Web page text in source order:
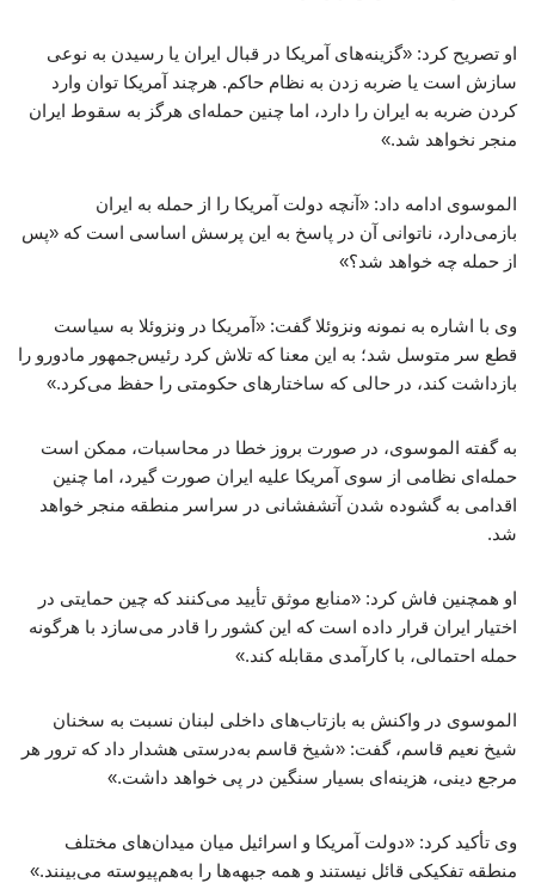
او تصریح کرد: «گزینه‌های آمریکا در قبال ایران یا رسیدن به نوعی
سازش است یا ضربه زدن به نظام حاکم. هرچند آمریکا توان وارد
کردن ضربه به ایران را دارد، اما چنین حمله‌ای هرگز به سقوط ایران
منجر نخواهد شد.»
الموسوی ادامه داد: «آنچه دولت آمریکا را از حمله به ایران
بازمی‌دارد، ناتوانی آن در پاسخ به این پرسش اساسی است که «پس
از حمله چه خواهد شد؟»
وی با اشاره به نمونه ونزوئلا گفت: «آمریکا در ونزوئلا به سیاست
قطع سر متوسل شد؛ به این معنا که تلاش کرد رئیس‌جمهور مادورو را
بازداشت کند، در حالی که ساختارهای حکومتی را حفظ می‌کرد.»
به گفته الموسوی، در صورت بروز خطا در محاسبات، ممکن است
حمله‌ای نظامی از سوی آمریکا علیه ایران صورت گیرد، اما چنین
اقدامی به گشوده شدن آتشفشانی در سراسر منطقه منجر خواهد
شد.
او همچنین فاش کرد: «منابع موثق تأیید می‌کنند که چین حمایتی در
اختیار ایران قرار داده است که این کشور را قادر می‌سازد با هرگونه
حمله احتمالی، با کارآمدی مقابله کند.»
الموسوی در واکنش به بازتاب‌های داخلی لبنان نسبت به سخنان
شیخ نعیم قاسم، گفت: «شیخ قاسم به‌درستی هشدار داد که ترور هر
مرجع دینی، هزینه‌ای بسیار سنگین در پی خواهد داشت.»
وی تأکید کرد: «دولت آمریکا و اسرائیل میان میدان‌های مختلف
منطقه تفکیکی قائل نیستند و همه جبهه‌ها را به‌هم‌پیوسته می‌بینند.»